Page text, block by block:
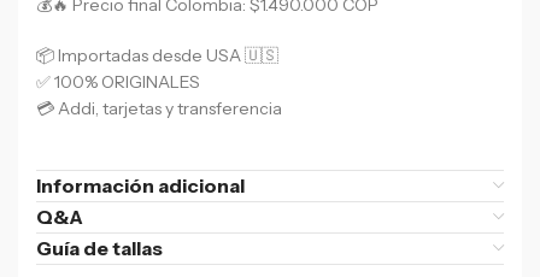
💰🔥 Precio final Colombia: $1.490.000 COP
📦 Importadas desde USA 🇺🇸
✅ 100% ORIGINALES
💳 Addi, tarjetas y transferencia
Información adicional
Q&A
Guía de tallas